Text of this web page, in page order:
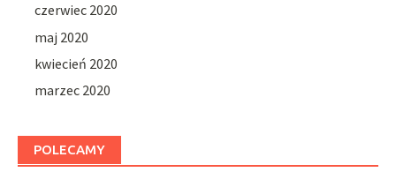
czerwiec 2020
maj 2020
kwiecień 2020
marzec 2020
POLECAMY